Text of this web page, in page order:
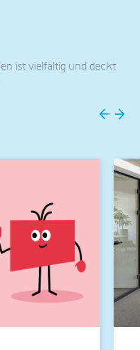
ist vielfältig und deckt